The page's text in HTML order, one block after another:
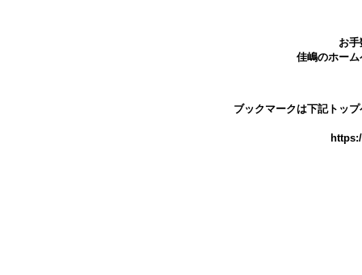
お
佳嶋のホー
ブックマークは下記トッ